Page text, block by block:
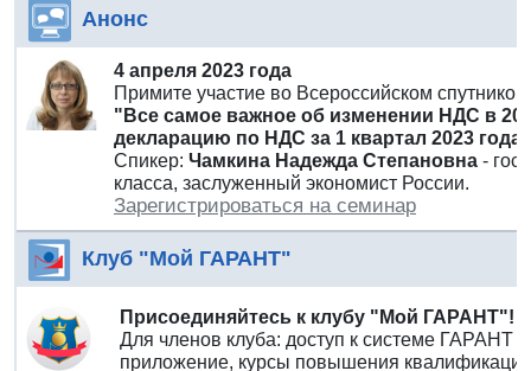
Анонс
4 апреля 2023 года
Примите участие во Всероссийском
"Все самое важное об изменении НДС в
декларацию по НДС за 1 квартал 2023
Спикер: Чамкина Надежда Степановна -
класса, заслуженный экономист России.
Зарегистрироваться на семинар
Клуб "Мой ГАРАНТ"
Присоединяйтесь к клубу "Мой ГАРАНТ"!
Для членов клуба: доступ к системе ГАРАНТ
приложение, курсы повышения